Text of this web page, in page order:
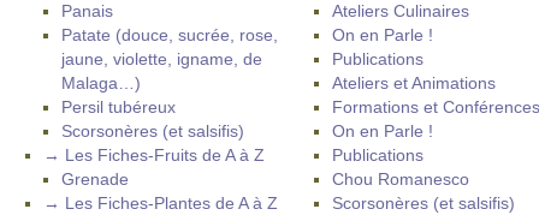
Panais
Patate (douce, sucrée, rose,
jaune, violette, igname, de
Malaga…)
Persil tubéreux
Scorsonères (et salsifis)
→ Les Fiches-Fruits de A à Z
Grenade
→ Les Fiches-Plantes de A à Z
Ateliers Culinaires
On en Parle !
Publications
Ateliers et Animations
Formations et Conférences
On en Parle !
Publications
Chou Romanesco
Scorsonères (et salsifis)